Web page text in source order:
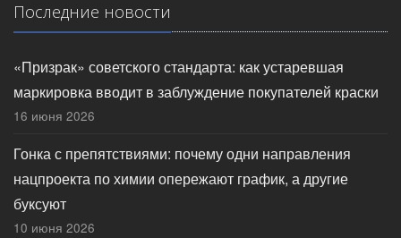
Последние новости
«Призрак» советского стандарта: как устаревшая
маркировка вводит в заблуждение покупателей краски
16 июня 2026
Гонка с препятствиями: почему одни направления
нацпроекта по химии опережают график, а другие
буксуют
10 июня 2026